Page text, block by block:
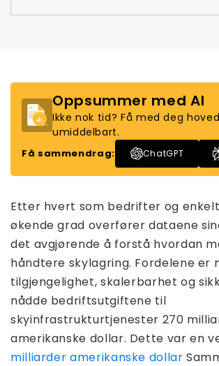
Oppsummer med AI
Ikke nok tid? Få med deg
umiddelbart.
Få sammendrag: ChatGPT
Etter hvert som bedrifter og
økende grad overfører dataene
det avgjørende å forstå hvordan
håndtere skylagring. Fordelene er
tilgjengelighet, skalerbarhet og
nådde bedriftsutgiftene til
skyinfrastrukturtjenester 270
amerikanske dollar. Dette var en
milliarder amerikanske dollar